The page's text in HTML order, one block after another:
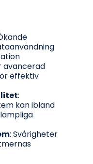
avancerad
effektiv
:
kan ibland
: Svårigheter